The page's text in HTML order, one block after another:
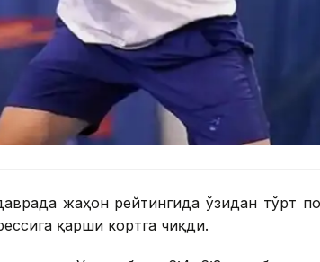
жаҳон рейтингида ўзидан тўрт
қарши кортга чиқди.